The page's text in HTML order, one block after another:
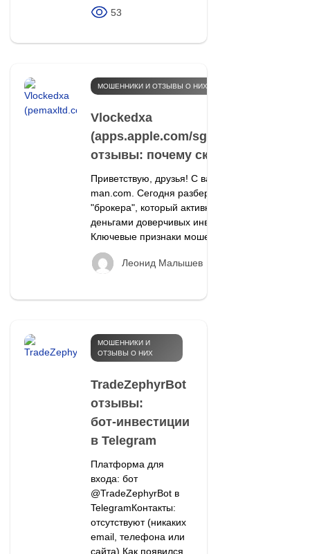
53
МОШЕННИКИ И ОТЗЫВЫ О НИХ
Vlockedxa
(apps.apple.com/sg/app/vlockedxa)
отзывы: почему скам?
Приветствую, друзья! С вами редакция ob-
man.com. Сегодня разберем очередного
"брокера", который активно охотится за
деньгами доверчивых инвесторов. 🚫
Ключевые признаки мошенничества 1.
Леонид Малышев
МОШЕННИКИ И
ОТЗЫВЫ О НИХ
TradeZephyrBot
отзывы:
бот‑инвестиции
в Telegram
Платформа для
входа: бот
@TradeZephyrBot в
TelegramКонтакты:
отсутствуют (никаких
email, телефона или
сайта) Как появился